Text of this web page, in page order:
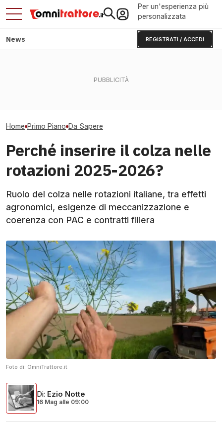
Per un'esperienza più
personalizzata
REGISTRATI / ACCEDI
News
Home Primo Piano Da Sapere
Perché inserire il colza nelle
rotazioni 2025-2026?
Ruolo del colza nelle rotazioni italiane, tra effetti
agronomici, esigenze di meccanizzazione e
coerenza con PAC e contratti filiera
Foto di: OmniTrattore.it
Di: Ezio Notte
16 Mag alle 09:00